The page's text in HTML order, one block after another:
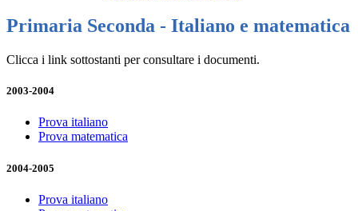
Primaria Seconda - Italiano e matematica
Clicca i link sottostanti per consultare i documenti.
2003-2004
Prova italiano
Prova matematica
2004-2005
Prova italiano